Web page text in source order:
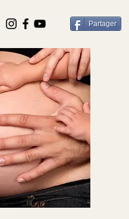
Partager